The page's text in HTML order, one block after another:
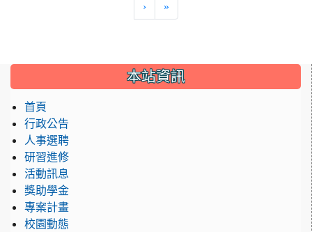
› »
::: 本站資訊
首頁
行政公告
人事選聘
研習進修
活動訊息
獎助學金
專案計畫
校園動態